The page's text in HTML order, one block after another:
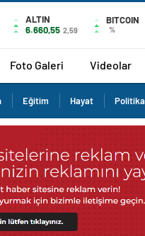
ALTIN
6.660,55 2,59
BITCOIN
%
Foto Galeri Videolar
Eğitim Hayat Politika